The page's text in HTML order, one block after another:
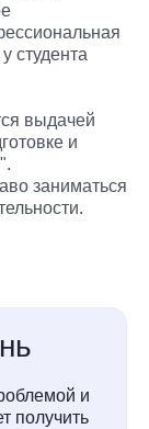
студента
выдачей
и
заниматься
и
получить